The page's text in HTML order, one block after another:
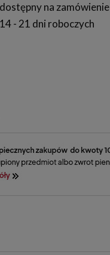
dostępny na zamówienie
14 - 21 dni roboczych